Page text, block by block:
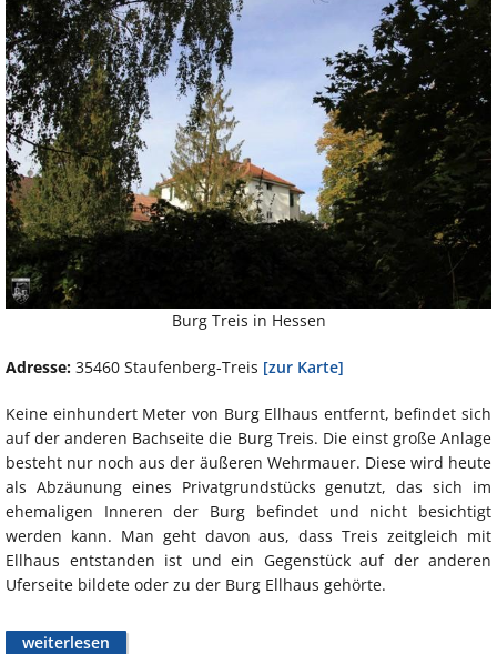
Burg Treis in Hessen
Adresse: 35460 Staufenberg-Treis [zur Karte]
Keine einhundert Meter von Burg Ellhaus entfernt, befindet sich
auf der anderen Bachseite die Burg Treis. Die einst große Anlage
besteht nur noch aus der äußeren Wehrmauer. Diese wird heute
als Abzäunung eines Privatgrundstücks genutzt, das sich im
ehemaligen Inneren der Burg befindet und nicht besichtigt
werden kann. Man geht davon aus, dass Treis zeitgleich mit
Ellhaus entstanden ist und ein Gegenstück auf der anderen
Uferseite bildete oder zu der Burg Ellhaus gehörte.
weiterlesen